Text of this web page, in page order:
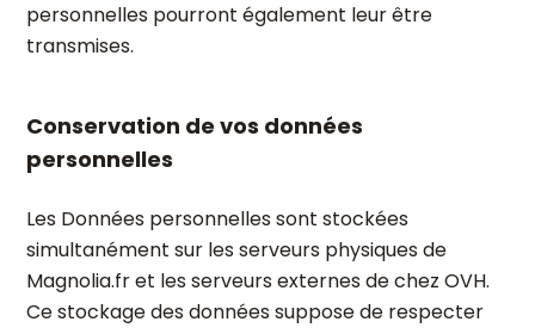
personnelles pourront également leur être
transmises.
Conservation de vos données
personnelles
Les Données personnelles sont stockées
simultanément sur les serveurs physiques de
Magnolia.fr et les serveurs externes de chez OVH.
Ce stockage des données suppose de respecter